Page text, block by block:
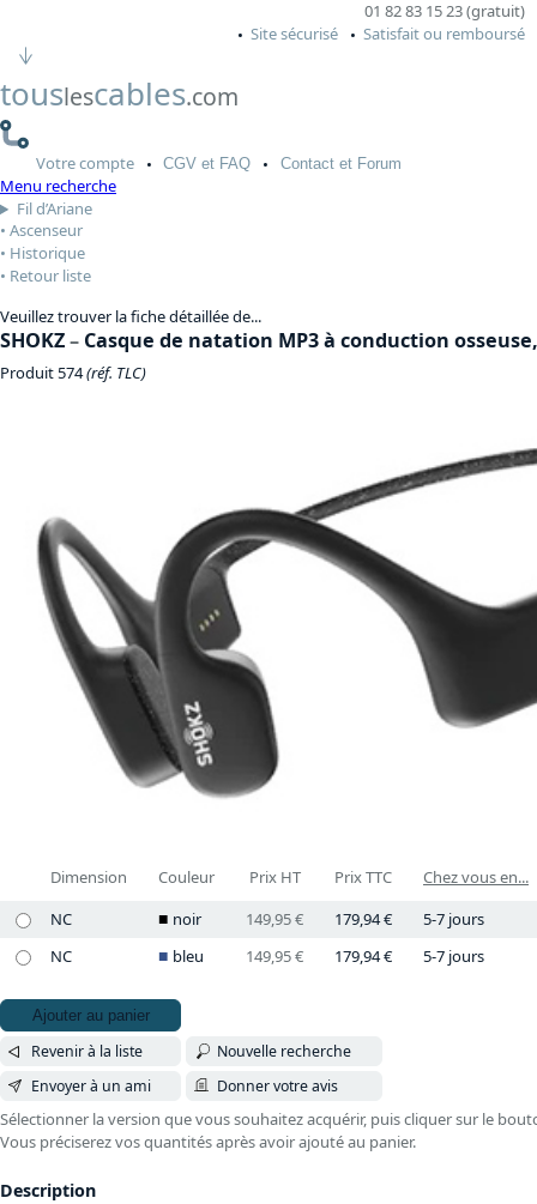
01 82 83 15 23 (gratuit)
Site sécurisé
Satisfait ou remboursé
touslescables.com
Votrecompte CGV et FAQ Contactet Forum
Menu recherche
Fil d’Ariane
Ascenseur
Historique
Retour liste
Veuillez trouver la fiche détaillée de...
SHOKZ– Casque de natation MP3 à conduction
Produit 574(réf. TLC)
Dimension Couleur Prix HT Prix TTC
Chez vous en...
NC
noir 149,95 € 179,94 €
5-7 jours
NC
bleu 149,95 € 179,94 € 5-7 jours
Ajouter au panier
Revenir à la liste
Nouvelle recherche
Envoyer à un ami
Donner votre avis
Sélectionner la version que vous souhaitez acquérir, puis cliquer sur le
Vous préciserez vos quantités après avoir ajouté au panier.
Description